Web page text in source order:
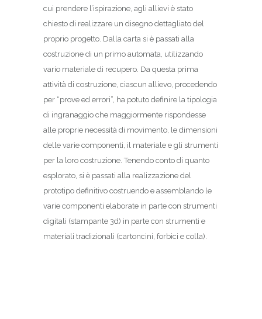
cui prendere l’ispirazione, agli allievi è stato
chiesto di realizzare un disegno dettagliato del
proprio progetto. Dalla carta si è passati alla
costruzione di un primo automata, utilizzando
vario materiale di recupero. Da questa prima
attività di costruzione, ciascun allievo, procedendo
per “prove ed errori”, ha potuto definire la tipologia
di ingranaggio che maggiormente rispondesse
alle proprie necessità di movimento, le dimensioni
delle varie componenti, il materiale e gli strumenti
per la loro costruzione. Tenendo conto di quanto
esplorato, si è passati alla realizzazione del
prototipo definitivo costruendo e assemblando le
varie componenti elaborate in parte con strumenti
digitali (stampante 3d) in parte con strumenti e
materiali tradizionali (cartoncini, forbici e colla).